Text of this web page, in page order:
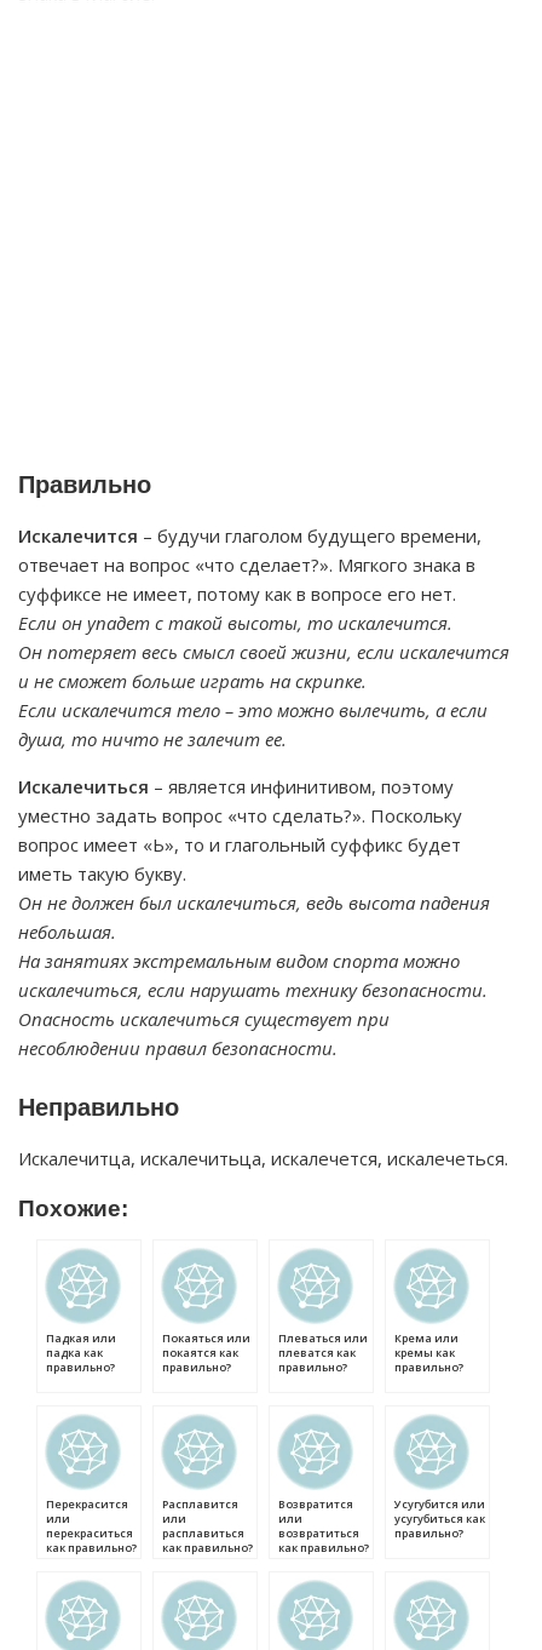
Правильно
Искалечится – будучи глаголом будущего времени,
отвечает на вопрос «что сделает?». Мягкого знака в
суффиксе не имеет, потому как в вопросе его нет.
Если он упадет с такой высоты, то искалечится.
Он потеряет весь смысл своей жизни, если искалечится
и не сможет больше играть на скрипке.
Если искалечится тело – это можно вылечить, а если
душа, то ничто не залечит ее.
Искалечиться – является инфинитивом, поэтому
уместно задать вопрос «что сделать?». Поскольку
вопрос имеет «Ь», то и глагольный суффикс будет
иметь такую букву.
Он не должен был искалечиться, ведь высота падения
небольшая.
На занятиях экстремальным видом спорта можно
искалечиться, если нарушать технику безопасности.
Опасность искалечиться существует при
несоблюдении правил безопасности.
Неправильно
Искалечитца, искалечитьца, искалечется, искалечеться.
Похожие:
Падкая или
падка как
правильно?
Покаяться или
покаятся как
правильно?
Плеваться или
плеватся как
правильно?
Крема или
кремы как
правильно?
Перекрасится
или
перекраситься
как правильно?
Расплавится
или
расплавиться
как правильно?
Возвратится
или
возвратиться
как правильно?
Усугубится или
усугубиться как
правильно?